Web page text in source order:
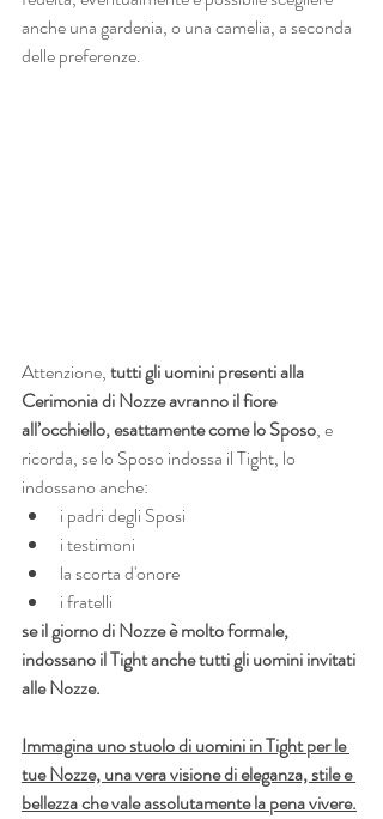
anche una gardenia, o una camelia, a seconda
delle preferenze.
Attenzione, tutti gli uomini presenti alla
Cerimonia di Nozze avranno il fiore
all’occhiello, esattamente come lo Sposo, e
ricorda, se lo Sposo indossa il Tight, lo
indossano anche:
i padri degli Sposi
i testimoni
la scorta d'onore
i fratelli
se il giorno di Nozze è molto formale,
indossano il Tight anche tutti gli uomini invitati
alle Nozze.
Immagina uno stuolo di uomini in Tight per le
tue Nozze, una vera visione di eleganza, stile e
bellezza che vale assolutamente la pena vivere.